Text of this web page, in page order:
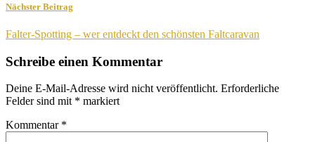
Nächster Beitrag
Falter-Spotting – wer entdeckt den schönsten Faltcaravan
Schreibe einen Kommentar
Deine E-Mail-Adresse wird nicht veröffentlicht. Erforderliche
Felder sind mit * markiert
Kommentar *